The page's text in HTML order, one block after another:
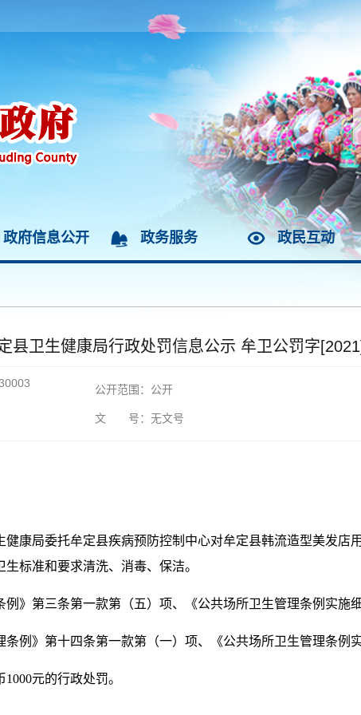
政府信息公开 政务服务 政民互动
县卫生健康局行政处罚信息公示 牟卫公罚字
公开范围：公开
文 号：无文号
健康局委托牟定县疾病预防控制中心对牟定县韩流造型美发
标准和要求清洗、消毒、保洁。
》第三条第一款第（五）项、《公共场所卫生管理条例实施
例》第十四条第一款第（一）项、《公共场所卫生管理条例
元的行政处罚。